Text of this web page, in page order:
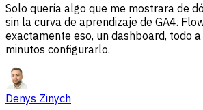
Solo quería algo que me mostrara de
sin la curva de aprendizaje de GA4.
exactamente eso, un dashboard, todo
minutos configurarlo.
Denys Zinych